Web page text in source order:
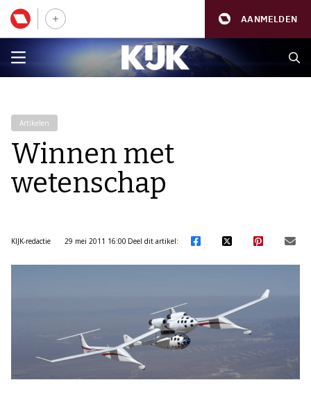
AANMELDEN
Artikelen
Winnen met
wetenschap
KIJK-redactie 29 mei 2011 16:00 Deel dit artikel: